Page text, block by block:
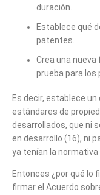
duración.
Establece qué
patentes.
Crea una
prueba para
Es decir, establece
estándares de
desarrollados, que ni
en desarrollo (16), ni
ya tenían la
Entonces ¿por qué lo
firmar el Acuerdo